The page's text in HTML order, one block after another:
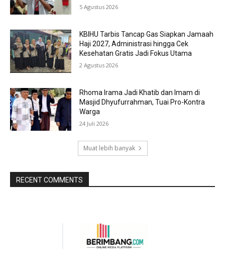
5 Agustus 2026
KBIHU Tarbis Tancap Gas Siapkan Jamaah
Haji 2027, Administrasi hingga Cek
Kesehatan Gratis Jadi Fokus Utama
2 Agustus 2026
Rhoma Irama Jadi Khatib dan Imam di
Masjid Dhyufurrahman, Tuai Pro-Kontra
Warga
24 Juli 2026
Muat lebih banyak
RECENT COMMENTS